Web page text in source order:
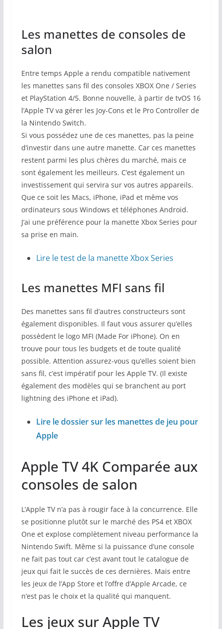
Les manettes de consoles de
salon
Entre temps Apple a rendu compatible nativement
les manettes sans fil des consoles XBOX One / Series
et PlayStation 4/5. Bonne nouvelle, à partir de tvOS 16
l’Apple TV va gérer les Joy-Cons et le Pro Controller de
la Nintendo Switch.
Si vous possédez une de ces manettes, pas la peine
d’investir dans une autre manette. Car ces manettes
restent parmi les plus chères du marché, mais ce
sont également les meilleurs. C’est également un
investissement qui servira sur vos autres appareils.
Que ce soit les Macs, iPhone, iPad et même vos
ordinateurs sous Windows et téléphones Android.
J’ai une préférence pour la manette Xbox Series pour
sa prise en main.
Lire le test de la manette Xbox Series
Les manettes MFI sans fil
Des manettes sans fil d’autres constructeurs sont
également disponibles. Il faut vous assurer qu’elles
possèdent le logo MFI (Made For iPhone). On en
trouve pour tous les budgets et de toute qualité
possible. Attention assurez-vous qu’elles soient bien
sans fil, c’est impératif pour les Apple TV. (Il existe
également des modèles qui se branchent au port
lightning des iPhone et iPad).
Lire le dossier sur les manettes de jeu pour
Apple
Apple TV 4K Comparée aux
consoles de salon
L’Apple TV n’a pas à rougir face à la concurrence. Elle
se positionne plutôt sur le marché des PS4 et XBOX
One et explose complètement niveau performance la
Nintendo Swift. Même si la puissance d’une console
ne fait pas tout car c’est avant tout le catalogue de
jeux qui fait le succès de ces dernières. Mais entre
les jeux de l’App Store et l’offre d’Apple Arcade, ce
n’est pas le choix et la qualité qui manquent.
Les jeux sur Apple TV